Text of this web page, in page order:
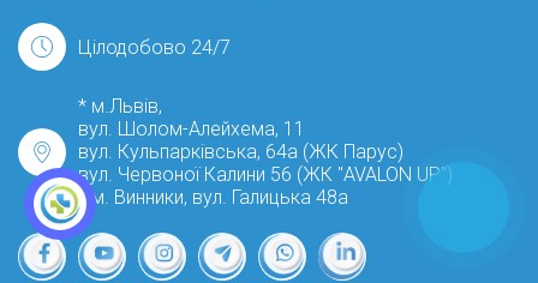
Цілодобово 24/7
* м.Львів,
вул. Шолом-Алейхема, 11
вул. Кульпарківська, 64а (ЖК Парус)
вул. Червоної Калини 56 (ЖК "AVALON UP")
* м. Винники, вул. Галицька 48а